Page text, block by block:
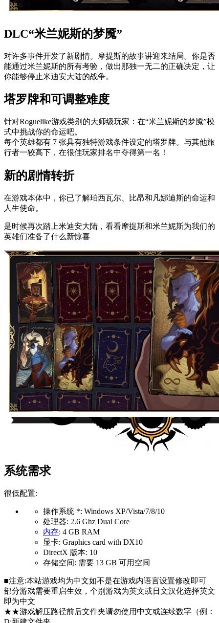
DLC“米兰妮斯的梦魇”
对许多事件开发了新剧情。摩提斯的故事讲迎来结局。你是否
能通过米兰妮斯的所有考验，做出那独一无二的正确决定，让
你能够停止米迪安大陆的战争。
塔罗牌和可调整难度
针对Roguelike游戏类别的大师级玩家：在“米兰妮斯的梦魇”模
式中挑战你的命运吧。
每个英雄都有 7 张具有独特游戏条件设定的塔罗牌。与其他旅
行者一较高下，在很佳玩家排名中夺得第一名！
新的剧情转折
在游戏本体中，你已了解珀西瓦尔、比昂和凡娜迪斯的命运和
人生使命。
是时候再次踏上米迪安大陆，看看摩提斯和米兰妮斯为我们的
英雄们准备了什么新惊喜
系统需求
很低配置:
操作系统 *: Windows XP/Vista/7/8/10
处理器: 2.6 Ghz Dual Core
内存: 4 GB RAM
显卡: Graphics card with DX10
DirectX 版本: 10
存储空间: 需要 13 GB 可用空间
■注意:本站游戏均为中文如不是在游戏内语言设置修改即可
部分游戏需要重启生效，个别游戏为英文或日文汉化选择英文
即为中文
★★游戏解压路径前后文件夹请勿使用中文或连续数字（例：